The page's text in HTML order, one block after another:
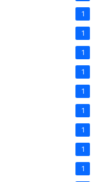
1
1
1
1
1
1
1
1
1